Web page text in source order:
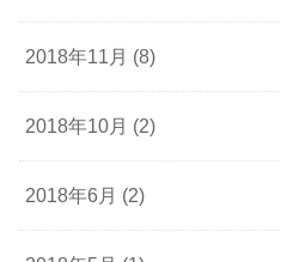
2018年11月 (8)
2018年10月 (2)
2018年6月 (2)